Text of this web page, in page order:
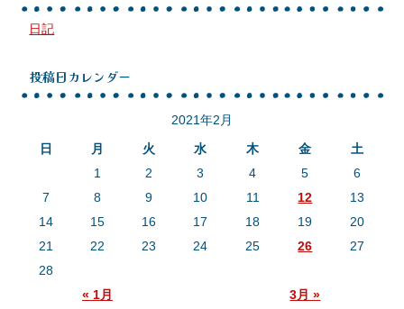
日記
投稿日カレンダー
2021年2月
日
月 火 水 木 金 土
« 1月 3月 »
1 2 3 4 5
6
7
8 9 10 11 12
13
14
15 16 17 18 19
20
21
22 23 24 25 26
27
28